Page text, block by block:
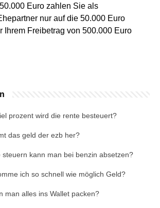
Euro zahlen Sie als
nur auf die 50.000 Euro
Ihrem Freibetrag von 500.000 Euro
prozent wird die rente besteuert?
das geld der ezb her?
steuern kann man bei benzin absetzen?
ich so schnell wie möglich Geld?
man alles ins Wallet packen?